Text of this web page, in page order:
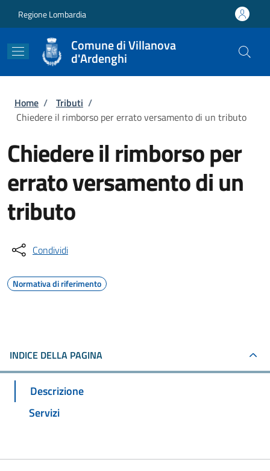
Regione Lombardia
Comune di Villanova
d'Ardenghi
Briciole di pane
Home / Tributi /
Chiedere il rimborso per errato versamento di un tributo
Chiedere il rimborso per
errato versamento di un
tributo
Condividi
Normativa di riferimento
INDICE DELLA PAGINA
Descrizione
Servizi